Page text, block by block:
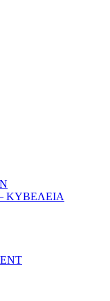
ΚΥΒΕΛΕΙΑ